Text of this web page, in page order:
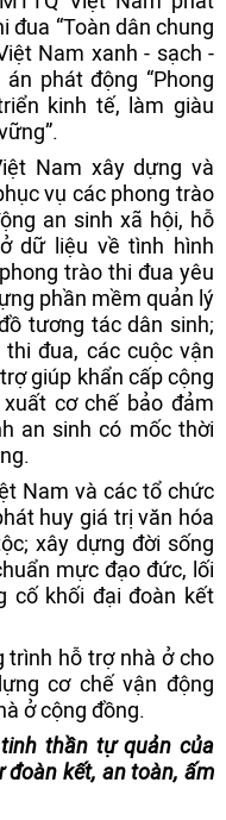
đua “Toàn dân chung
Nam xanh - sạch -
phát động “Phong
kinh tế, làm giàu
Nam xây dựng và
vụ các phong trào
an sinh xã hội, hỗ
dữ liệu về tình hình
trào thi đua yêu
phần mềm quản lý
tương tác dân sinh;
đua, các cuộc vận
giúp khẩn cấp cộng
cơ chế bảo đảm
an sinh có mốc thời
Nam và các tổ chức
huy giá trị văn hóa
xây dựng đời sống
mực đạo đức, lối
cố khối đại đoàn kết
trình hỗ trợ nhà ở cho
cơ chế vận động
ở cộng đồng.
thần tự quản của
đoàn kết, an toàn, ấm